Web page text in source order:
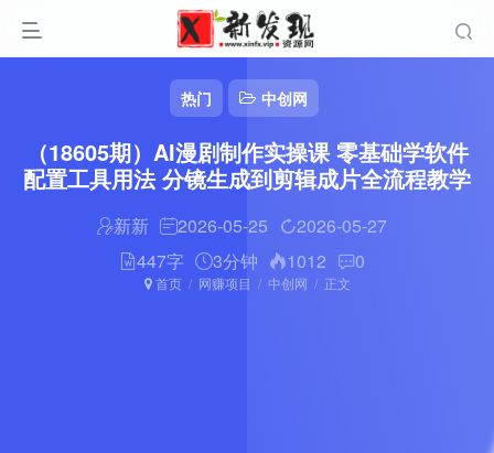
热门 中创网
（18605期）AI漫剧制作实操课 零基础学软件
配置工具用法 分镜生成到剪辑成片全流程教学
新新 2026-05-25
2026-05-27
447字
3分钟 1012 0
首页 网赚项目 中创网 正文